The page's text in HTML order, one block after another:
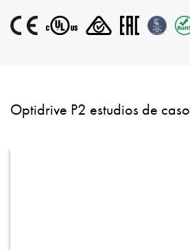
Optidrive P2 estudios de caso